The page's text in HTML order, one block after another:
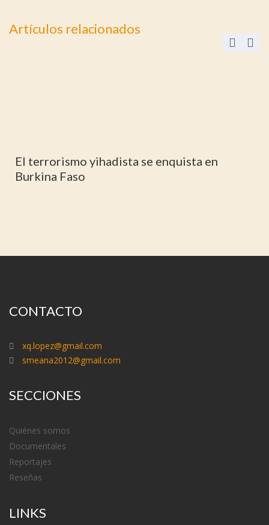
Artículos relacionados
El terrorismo yihadista se enquista en
Burkina Faso
CONTACTO
xq.lopez@gmail.com
smeana2012@gmail.com
SECCIONES
Quiénes somos
Documentales
Reportajes
Reseñas
LINKS